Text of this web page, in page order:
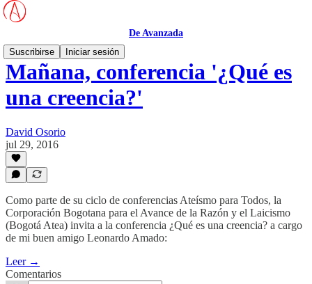
De Avanzada
Suscribirse
Iniciar sesión
Mañana, conferencia '¿Qué es
una creencia?'
David Osorio
jul 29, 2016
Como parte de su ciclo de conferencias Ateísmo para Todos, la
Corporación Bogotana para el Avance de la Razón y el Laicismo
(Bogotá Atea) invita a la conferencia ¿Qué es una creencia? a cargo
de mi buen amigo Leonardo Amado:
Leer →
Comentarios